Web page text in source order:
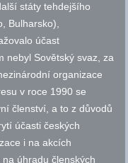
státy tehdejšího
Bulharsko),
účast
nebyl Sovětský svaz, za
organizace
v roce 1990 se
členství, a to z důvodů
účasti českých
i na akcích
úhradu členských